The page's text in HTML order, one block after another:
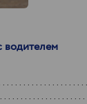
водителем